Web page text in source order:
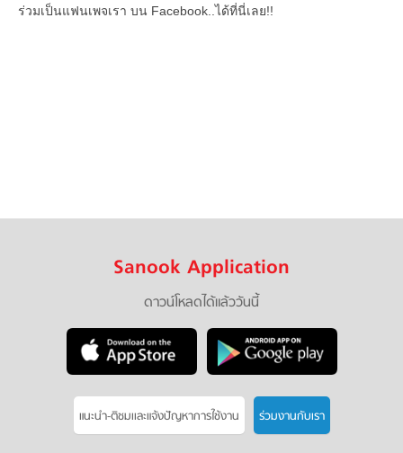
ร่วมเป็นแฟนเพจเรา บน Facebook..ได้ที่นี่เลย!!
Sanook Application
ดาวน์โหลดได้แล้ววันนี้
แนะนำ-ติชมเเละแจ้งปัญหาการใช้งาน ร่วมงานกับเรา